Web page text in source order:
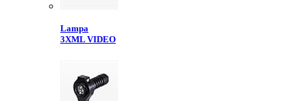
Lampa
3XML VIDEO